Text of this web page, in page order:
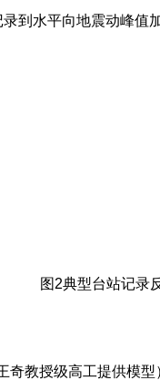
到水平向地震动峰值
图2典型台站记录
教授级高工提供模型